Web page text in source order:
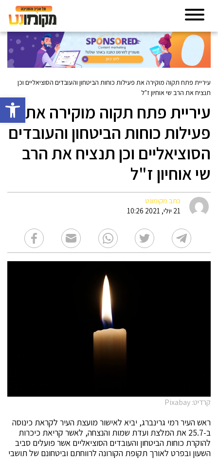
פתח
עיריית פתח תקוה מוקירה את פעילות כוחות הביטחון והעובדים הסוציאליים וכן
תנציח את הרב שי אוחיון ז"ל
עיריית פתח תקוה מוקירה את
פעילות כוחות הביטחון והעובדים
הסוציאליים וכן תנציח את הרב
שי אוחיון ז"ל
כתב מקומונט
21 יולי, 2021 10:26
קרדיט: Pixabay
ראש העיר רמי גרינברג, יביא לאישור מועצת העיר לקראת כינוסה
ב-25.7 את המלצת ועדת שמות והנצחה, לאשר קריאת כיכרות
להוקרת כוחות הביטחון והעובדים הסוציאליים אשר פועלים סביב
השעון ובפרט לאורך תקופת הקורונה לרווחתם וביטחונם של תושבי